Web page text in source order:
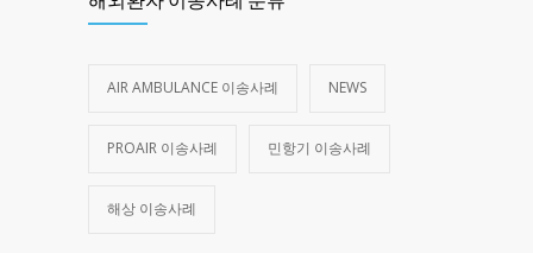
AIR AMBULANCE 이송사례 NEWS
PROAIR 이송사례 민항기 이송사례
해상 이송사례